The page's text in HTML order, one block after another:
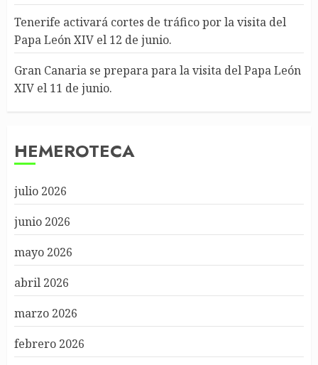
Tenerife activará cortes de tráfico por la visita del
Papa León XIV el 12 de junio.
Gran Canaria se prepara para la visita del Papa León
XIV el 11 de junio.
HEMEROTECA
julio 2026
junio 2026
mayo 2026
abril 2026
marzo 2026
febrero 2026